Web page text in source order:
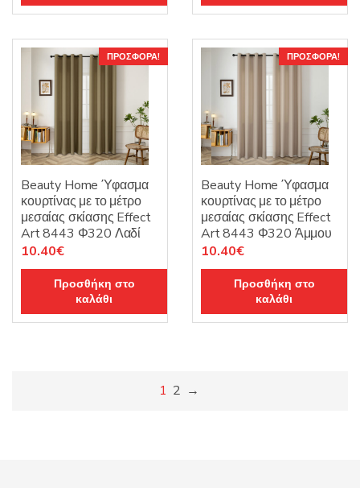
18.40€.
18.40€.
ΠΡΟΣΦΟΡΆ!
Beauty Home Ύφασμα
κουρτίνας με το μέτρο
μεσαίας σκίασης Effect
Art 8443 Φ320 Λαδί
Original
price
10.40€Η
τρέχουσα
τιμή
είναι:
10.40€.
Προσθήκη στο
καλάθι
ΠΡΟΣΦΟΡΆ!
Beauty Home Ύφασμα
κουρτίνας με το μέτρο
μεσαίας σκίασης Effect
Art 8443 Φ320 Άμμου
Original
price
10.40€Η
τρέχουσα
τιμή
είναι:
10.40€.
Προσθήκη στο
καλάθι
1 2 →